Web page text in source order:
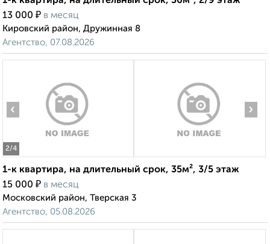
13 000 ₽ в месяц
Кировский район, Дружинная 8
Агентство, 07.08.2026
2/4
‹ ›
1-к квартира, на длительный срок, 35м², 3/5 этаж
15 000 ₽ в месяц
Московский район, Тверская 3
Агентство, 05.08.2026